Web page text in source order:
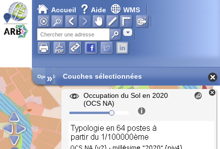
Accueil Aide WMS
Adresse
Open Street Map
» Couches sélectionnées
Occupation du Sol en 2020
(OCS NA)